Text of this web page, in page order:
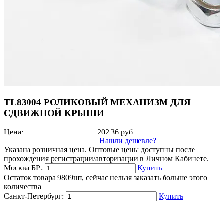
TL83004 РОЛИКОВЫЙ МЕХАНИЗМ ДЛЯ
СДВИЖНОЙ КРЫШИ
Цена: 202,36руб.
Нашли дешевле?
Указана розничная цена. Оптовые цены доступны после
прохождения регистрации/авторизации в Личном Кабинете.
Москва БР:
Купить
Остаток товара 9809шт, сейчас нельзя заказать больше этого
количества
Санкт-Петербург:
Купить